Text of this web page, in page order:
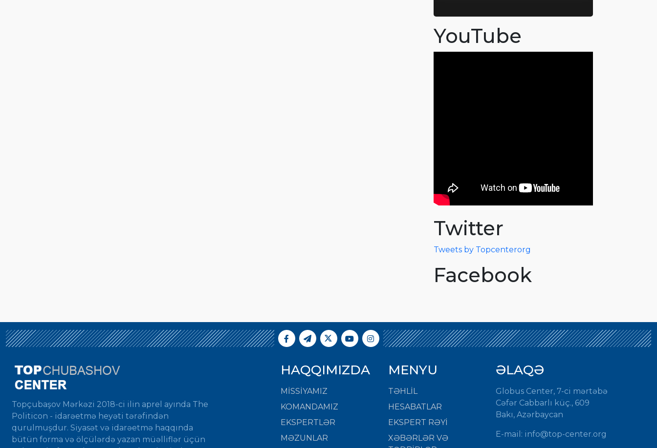
YouTube
Twitter
Tweets by Topcenterorg
Facebook
Topçubaşov Mərkəzi 2018-ci ilin aprel ayında The
Politicon - idarəetmə heyəti tərəfindən
qurulmuşdur. Siyasət və idarəetmə haqqında
bütün forma və ölçülərdə yazan müəlliflər üçün
HAQQIMIZDA
MISSIYAMIZ
KOMANDAMIZ
EKSPERTLƏR
MƏZUNLAR
MENYU
TƏHLİL
HESABATLAR
EKSPERT RƏYİ
XƏBƏRLƏR VƏ
ƏLAQƏ
Globus Center, 7-ci mərtəbə
Cəfər Cabbarlı küç., 609
Bakı, Azərbaycan
E-mail: info@top-center.org